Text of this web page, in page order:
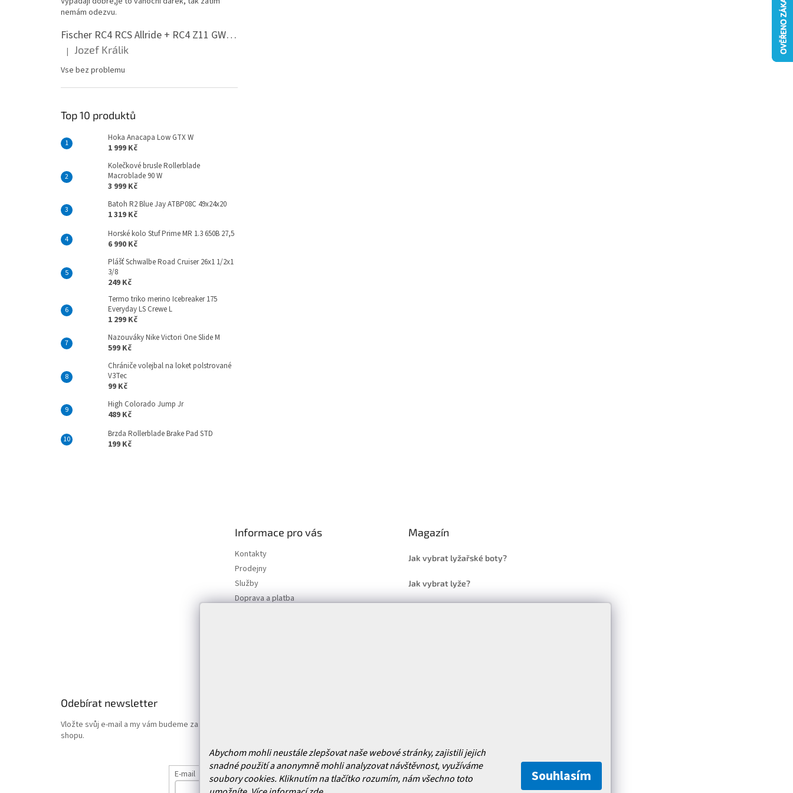
Abychom mohli neustále zlepšovat naše webové stránky, zajistili jejich
snadné použití a anonymně mohli analyzovat návštěvnost, využíváme
soubory cookies. Kliknutím na tlačítko rozumím, nám všechno toto
Souhlasím
nemám odezvu.
Fischer RC4 RCS Allride + RC4 Z11 GW PR
Hodnocení produktu je 5 z 5 hvězdiček.
| Jozef Králik
Vse bez problemu
Top 10 produktů
Hoka Anacapa Low GTX W
1 999 Kč
Kolečkové brusle Rollerblade
Macroblade 90 W
3 999 Kč
Batoh R2 Blue Jay ATBP08C 49x24x20
1 319 Kč
Horské kolo Stuf Prime MR 1.3 650B 27,5
6 990 Kč
Plášť Schwalbe Road Cruiser 26x1 1/2x1
3/8
249 Kč
Termo triko merino Icebreaker 175
Everyday LS Crewe L
1 299 Kč
Nazouváky Nike Victori One Slide M
599 Kč
Chrániče volejbal na loket polstrované
V3Tec
99 Kč
High Colorado Jump Jr
489 Kč
Brzda Rollerblade Brake Pad STD
199 Kč
Informace pro vás
Kontakty
Prodejny
Služby
Doprava a platba
Magazín
Jak vybrat lyžařské boty?
Jak vybrat lyže?
Odebírat newsletter
Vložte svůj e-mail a my vám budeme zasílat informace o nových produktech na našem e-
shopu.
E-mail